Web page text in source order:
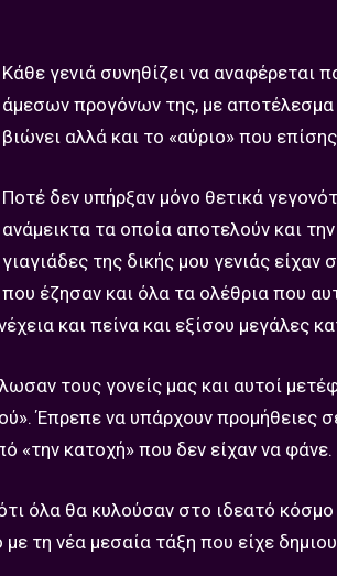
Κάθε γενιά συνηθίζει να
άμεσων προγόνων της, με αποτέλεσμα
βιώνει αλλά και το «αύριο» που
Ποτέ δεν υπήρξαν μόνο θετικά
ανάμεικτα τα οποία αποτελούν και
γιαγιάδες της δικής μου γενιάς
που έζησαν και όλα τα ολέθρια που
και πείνα και εξίσου μεγάλες
τους γονείς μας και αυτοί
Έπρεπε να υπάρχουν προμήθειες
«την κατοχή» που δεν είχαν να φάνε.
όλα θα κυλούσαν στο ιδεατό
τη νέα μεσαία τάξη που είχε